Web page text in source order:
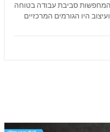
סביבת עבודה בטוחה
היו הגורמים המרכזיים